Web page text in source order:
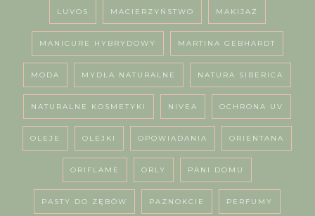
LUVOS MACIERZYŃSTWO MAKIJAŻ
MANICURE HYBRYDOWY MARTINA GEBHARDT
MODA MYDŁA NATURALNE NATURA SIBERICA
NATURALNE KOSMETYKI NIVEA OCHRONA UV
OLEJE OLEJKI OPOWIADANIA ORIENTANA
ORIFLAME ORLY PANI DOMU
PASTY DO ZĘBÓW PAZNOKCIE PERFUMY